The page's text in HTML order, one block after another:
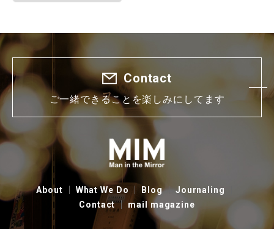
Contact
ご一緒できることを楽しみにしてます
About What We Do Blog
Journaling
Contact
mail magazine